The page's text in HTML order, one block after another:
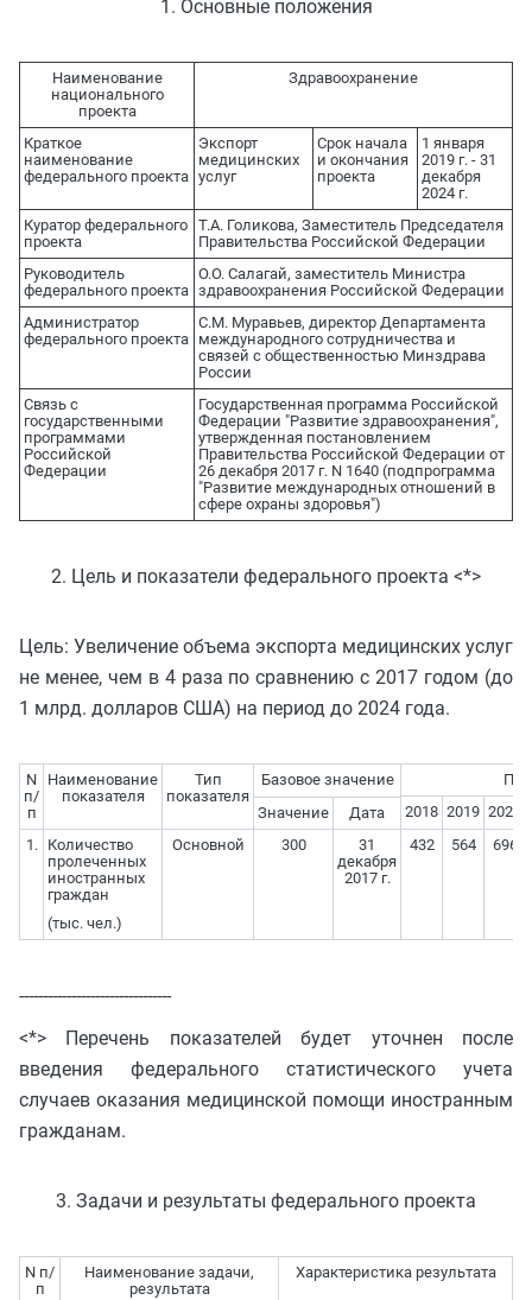
1. Основные положения
Наименование
национального
проекта
Здравоохранение
Краткое
наименование
федерального проекта
Экспорт
медицинских
услуг
Срок начала
и окончания
проекта
1 января
2019 г. - 31
декабря
2024 г.
Куратор федерального
проекта
Т.А. Голикова, Заместитель Председателя
Правительства Российской Федерации
Руководитель
федерального проекта
О.О. Салагай, заместитель Министра
здравоохранения Российской Федерации
Администратор
федерального проекта
С.М. Муравьев, директор Департамента
международного сотрудничества и
связей с общественностью Минздрава
России
Связь с
государственными
программами
Российской
Федерации
Государственная программа Российской
Федерации "Развитие здравоохранения",
утвержденная постановлением
Правительства Российской Федерации от
26 декабря 2017 г. N 1640 (подпрограмма
"Развитие международных отношений в
сфере охраны здоровья")
2. Цель и показатели федерального проекта <*>
Цель: Увеличение объема экспорта медицинских услуг
не менее, чем в 4 раза по сравнению с 2017 годом (до
1 млрд. долларов США) на период до 2024 года.
N
п/
п
Наименование
показателя
Тип
показателя
Базовое значение
2018 2019 2020
Значение
Дата
1.
Количество
пролеченных
иностранных
граждан
(тыс. чел.)
Основной 300
31
декабря
2017 г.
432 564 696
--------------------------------
<*> Перечень показателей будет уточнен после
введения федерального статистического учета
случаев оказания медицинской помощи иностранным
гражданам.
3. Задачи и результаты федерального проекта
N п/
п
Наименование задачи,
результата
Характеристика результата